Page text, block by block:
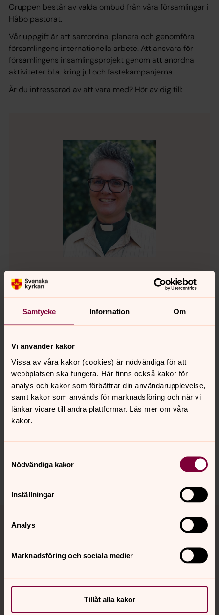
Samtycke Information Om
Vi använder kakor
Vissa av våra kakor (cookies) är nödvändiga för att
webbplatsen ska fungera. Här finns också kakor för
analys och kakor som förbättrar din användarupplevelse,
samt kakor som används för marknadsföring och när vi
länkar vidare till andra plattformar. Läs mer om våra
kakor.
Nödvändiga kakor
Inställningar
Analys
Marknadsföring och sociala medier
Tillåt alla kakor
Gruppen består av valda ombud från våra församlingar i
Håbo pastorat.
Vår uppgift är att samordna, planera och genomföra
församlingens internationella arbete. Att ansvara för
församlingens insamlingsprojekt genom att anordna
aktiviteter bl.a. kring jul och fastekampanjerna.
Är du intresserad av att vara med? Hör av dig till:
Åsa Berg
Diakon, Håbo pastorat
E-post: asa.berg@svenskakyrkan.se
Senast ändrad 29 februari 2024
Synpunkter eller frågor på sidans
overgran.pastorat@svenskakyrkan.se
Dela
Kontakt